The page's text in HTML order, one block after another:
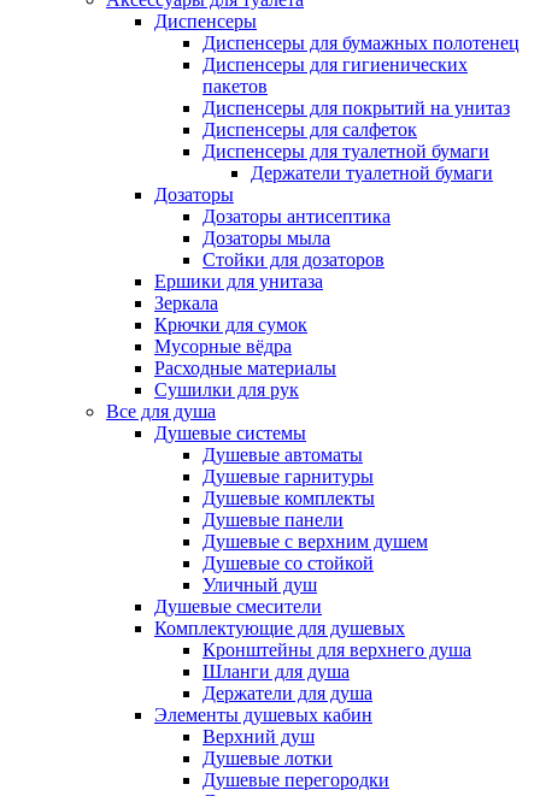
Диспенсеры
Диспенсеры для бумажных полотенец
Диспенсеры для гигиенических
пакетов
Диспенсеры для покрытий на унитаз
Диспенсеры для салфеток
Диспенсеры для туалетной бумаги
Держатели туалетной бумаги
Дозаторы
Дозаторы антисептика
Дозаторы мыла
Стойки для дозаторов
Ершики для унитаза
Зеркала
Крючки для сумок
Мусорные вёдра
Расходные материалы
Сушилки для рук
Все для душа
Душевые системы
Душевые автоматы
Душевые гарнитуры
Душевые комплекты
Душевые панели
Душевые с верхним душем
Душевые со стойкой
Уличный душ
Душевые смесители
Комплектующие для душевых
Кронштейны для верхнего душа
Шланги для душа
Держатели для душа
Элементы душевых кабин
Верхний душ
Душевые лотки
Душевые перегородки